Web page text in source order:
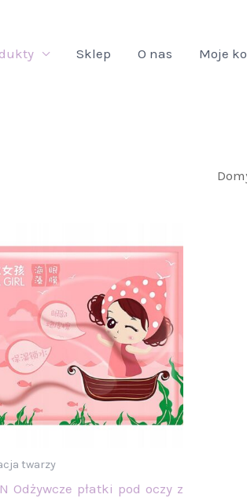
Sklep O nas Moje
twarzy
Odżywcze płatki pod oczy z